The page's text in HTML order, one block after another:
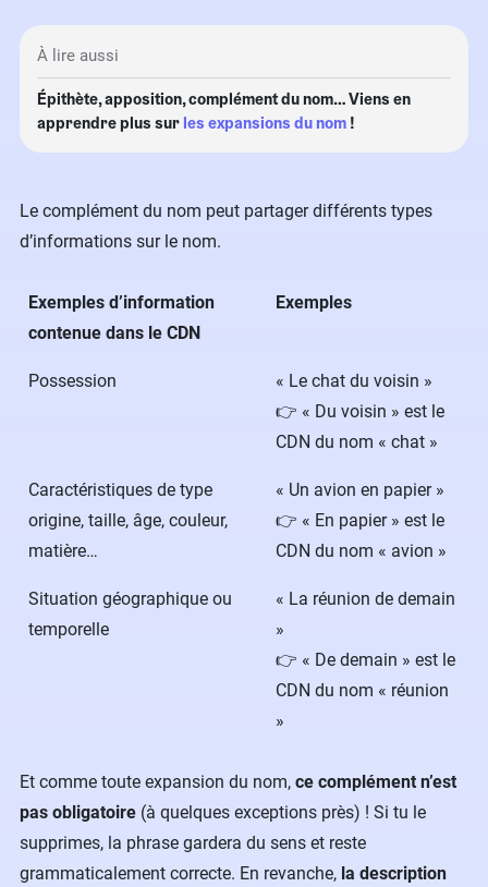
À lire aussi
Épithète, apposition, complément du nom… Viens en
apprendre plus sur les expansions du nom !
Le complément du nom peut partager différents types
d’informations sur le nom.
Exemples d’information
contenue dans le CDN
Exemples
Possession
« Le chat du voisin »
👉 « Du voisin » est le
CDN du nom « chat »
Caractéristiques de type
origine, taille, âge, couleur,
matière…
« Un avion en papier »
👉 « En papier » est le
CDN du nom « avion »
Situation géographique ou
temporelle
« La réunion de demain
»
👉 « De demain » est le
CDN du nom « réunion
»
Et comme toute expansion du nom, ce complément n’est
pas obligatoire (à quelques exceptions près) ! Si tu le
supprimes, la phrase gardera du sens et reste
grammaticalement correcte. En revanche, la description